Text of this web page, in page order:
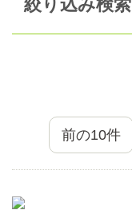
絞り込み検索
前の10件